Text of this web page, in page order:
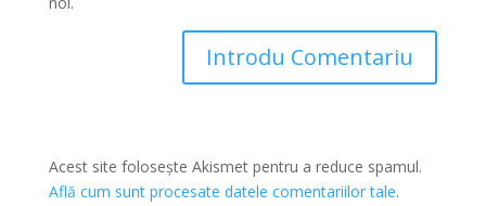
Acest site folosește Akismet pentru a reduce spamul.
Află cum sunt procesate datele comentariilor tale.